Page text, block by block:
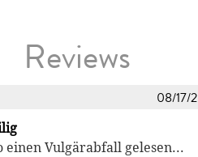
Reviews
08/17/
einen Vulgärabfall gelesen...